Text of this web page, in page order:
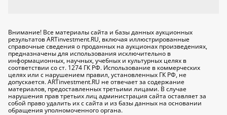
Внимание! Все материалы сайта и базы данных аукционных
результатов ARTinvestment.RU, включая иллюстрированные
справочные сведения о проданных на аукционах произведениях,
предназначены для использования исключительно в
информационных, научных, учебных и культурных целях в
соответствии со ст. 1274 ГК РФ. Использование в коммерческих
целях или с нарушением правил, установленных ГК РФ, не
допускается. ARTinvestment.RU не отвечает за содержание
материалов, предоставленных третьими лицами. В случае
нарушения прав третьих лиц администрация сайта оставляет за
собой право удалить их с сайта и из базы данных на основании
обращения уполномоченного органа.